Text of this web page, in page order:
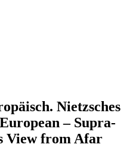
Nietzsches
– Supra-
View from Afar